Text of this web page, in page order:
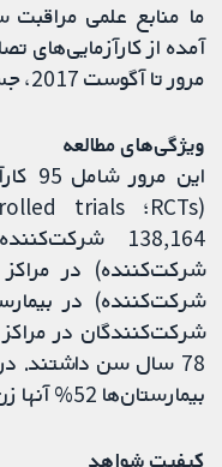
ما منابع علمی
آمده از کارآزمایی‌های
مرور تا آگوست 2017، جست‌وجو کردیم.
ویژگی‌های مطالعه
شرکت‌کننده) در
بيمارستان‌ها 52% آنها زن بودند.
کیفیت شواهد